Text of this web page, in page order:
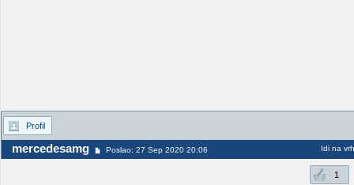
Profil
mercedesamg Poslao: 27 Sep 2020 20:06 Idi na vrh
1